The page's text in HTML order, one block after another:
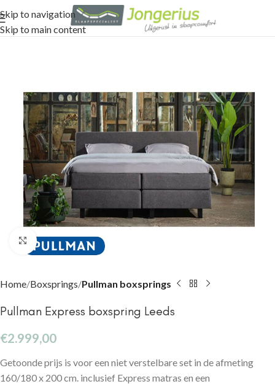
Skip to navigation
Skip to main content
Click to enlarge
Home Boxsprings Pullman boxsprings
Pullman Express boxspring Leeds
€2.999,00
Getoonde prijs is voor een niet verstelbare set in de afmeting
160/180 x 200 cm. inclusief Express matras en een